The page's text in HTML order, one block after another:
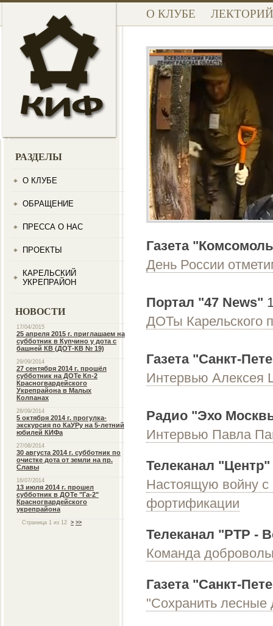
О КЛУБЕ
Газета
День России
Портал "47 News"
ДОТы Карельского
Газета "Санкт-
Интервью Алексея
Радио "Эхо
Интервью Павла
Телеканал "Центр"
Настоящую войну с
фортификации
Телеканал "РТР -
Команда
Газета "Санкт-
"Сохранить лесные
РАЗДЕЛЫ
О КЛУБЕ
ОБРАЩЕНИЕ
ПРЕССА О НАС
ПРОЕКТЫ
КАРЕЛЬСКИЙ
УКРЕПРАЙОН
НОВОСТИ
17/04/2015
25 апреля 2015 г. приглашаем на
субботник в Купчино у дота с
башней КВ (ДОТ-КВ № 19)
29/09/2014
27 сентября 2014 г. прошёл
субботник на ДОТе Кп-2
Красногвардейского
Укрепрайона в Малых
Колпанах
28/09/2014
5 октября 2014 г. прогулка-
экскурсия по КаУРу на 5-летний
юбилей КИФа
27/08/2014
30 августа 2014 г. субботник по
очистке дота от земли на пр.
Славы
16/07/2014
13 июля 2014 г. прошел
субботник в ДОТе "Га-2"
Красногвардейского
укрепрайона
Страница 1 из 12 > >>